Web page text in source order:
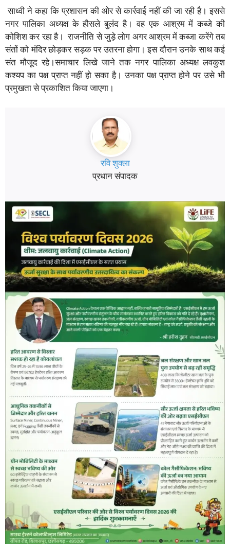
साध्वी ने कहा कि प्रशासन की ओर से कार्रवाई नहीं की जा रही है। इससे
नगर पालिका अध्यक्ष के हौसले बुलंद है। वह एक आश्रम में कब्जे की
कोशिश कर रहा है। राजनीति से जुड़े लोग अगर आश्रम में कब्जा करेंगे तब
संतों को मंदिर छोड़कर सड़क पर उतरना होगा। इस दौरान उनके साथ कई
संत मौजूद रहे।समाचार लिखे जाने तक नगर पालिका अध्यक्ष लवकुश
कश्यप का पक्ष प्राप्त नहीं हो सका है। उनका पक्ष प्राप्त होने पर उसे भी
प्रमुखता से प्रकाशित किया जाएगा।
रवि शुक्ला
प्रधान संपादक